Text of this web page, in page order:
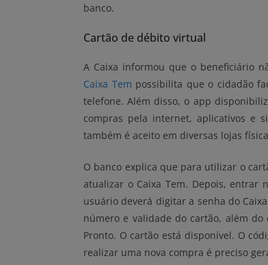
banco.
Cartão de débito virtual
A Caixa informou que o beneficiário
Caixa Tem possibilita que o cidadão
telefone. Além disso, o app
compras pela internet, aplicativos e
também é aceito em diversas lojas
O banco explica que para utilizar o
atualizar o Caixa Tem. Depois, entrar
usuário deverá digitar a senha do
número e validade do cartão, além do
Pronto. O cartão está disponível. O
realizar uma nova compra é preciso